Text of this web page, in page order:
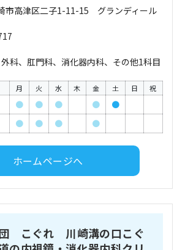
市高津区二子1-11-15 グランディール
科、肛門科、消化器内科、その他1科目
月 火 水 木 金 土 日 祝
● ● ● ●
●
● ● ● ●
ホームページへ
こぐれ 川崎溝の口こぐ